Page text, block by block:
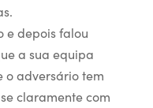
e depois falou
a sua equipa
o adversário tem
claramente com